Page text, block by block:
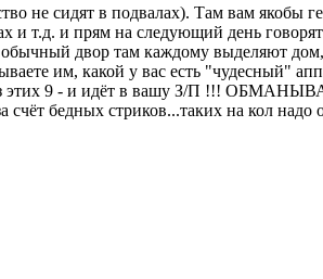
не сидят в подвалах). Там вам якобы
и т.д. и прям на следующий день
двор там каждому выделяют дом,
им, какой у вас есть "чудесный"
из этих 9 - и идёт в вашу З/П !!!
бедных стриков...таких на кол надо